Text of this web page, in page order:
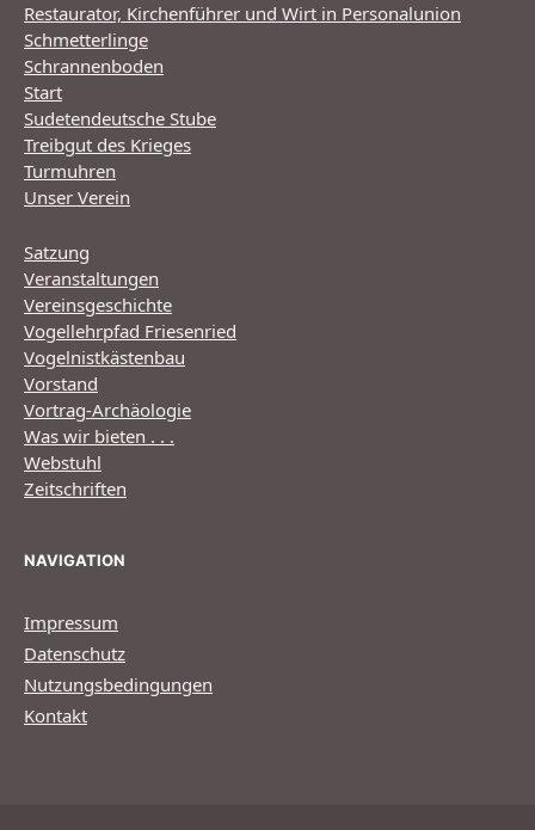
Restaurator, Kirchenführer und Wirt in Personalunion
Schmetterlinge
Schrannenboden
Start
Sudetendeutsche Stube
Treibgut des Krieges
Turmuhren
Unser Verein
Satzung
Veranstaltungen
Vereinsgeschichte
Vogellehrpfad Friesenried
Vogelnistkästenbau
Vorstand
Vortrag-Archäologie
Was wir bieten . . .
Webstuhl
Zeitschriften
NAVIGATION
Impressum
Datenschutz
Nutzungsbedingungen
Kontakt